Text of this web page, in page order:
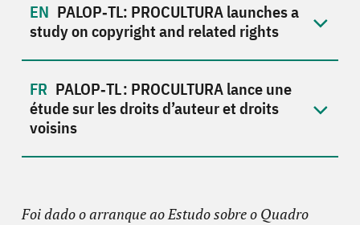
PALOP‑TL: PROCULTURA launches a
study on copyright and related rights
PALOP‑TL : PROCULTURA lance une
étude sur les droits d’auteur et droits
voisins
Foi dado o arranque ao Estudo sobre o Quadro